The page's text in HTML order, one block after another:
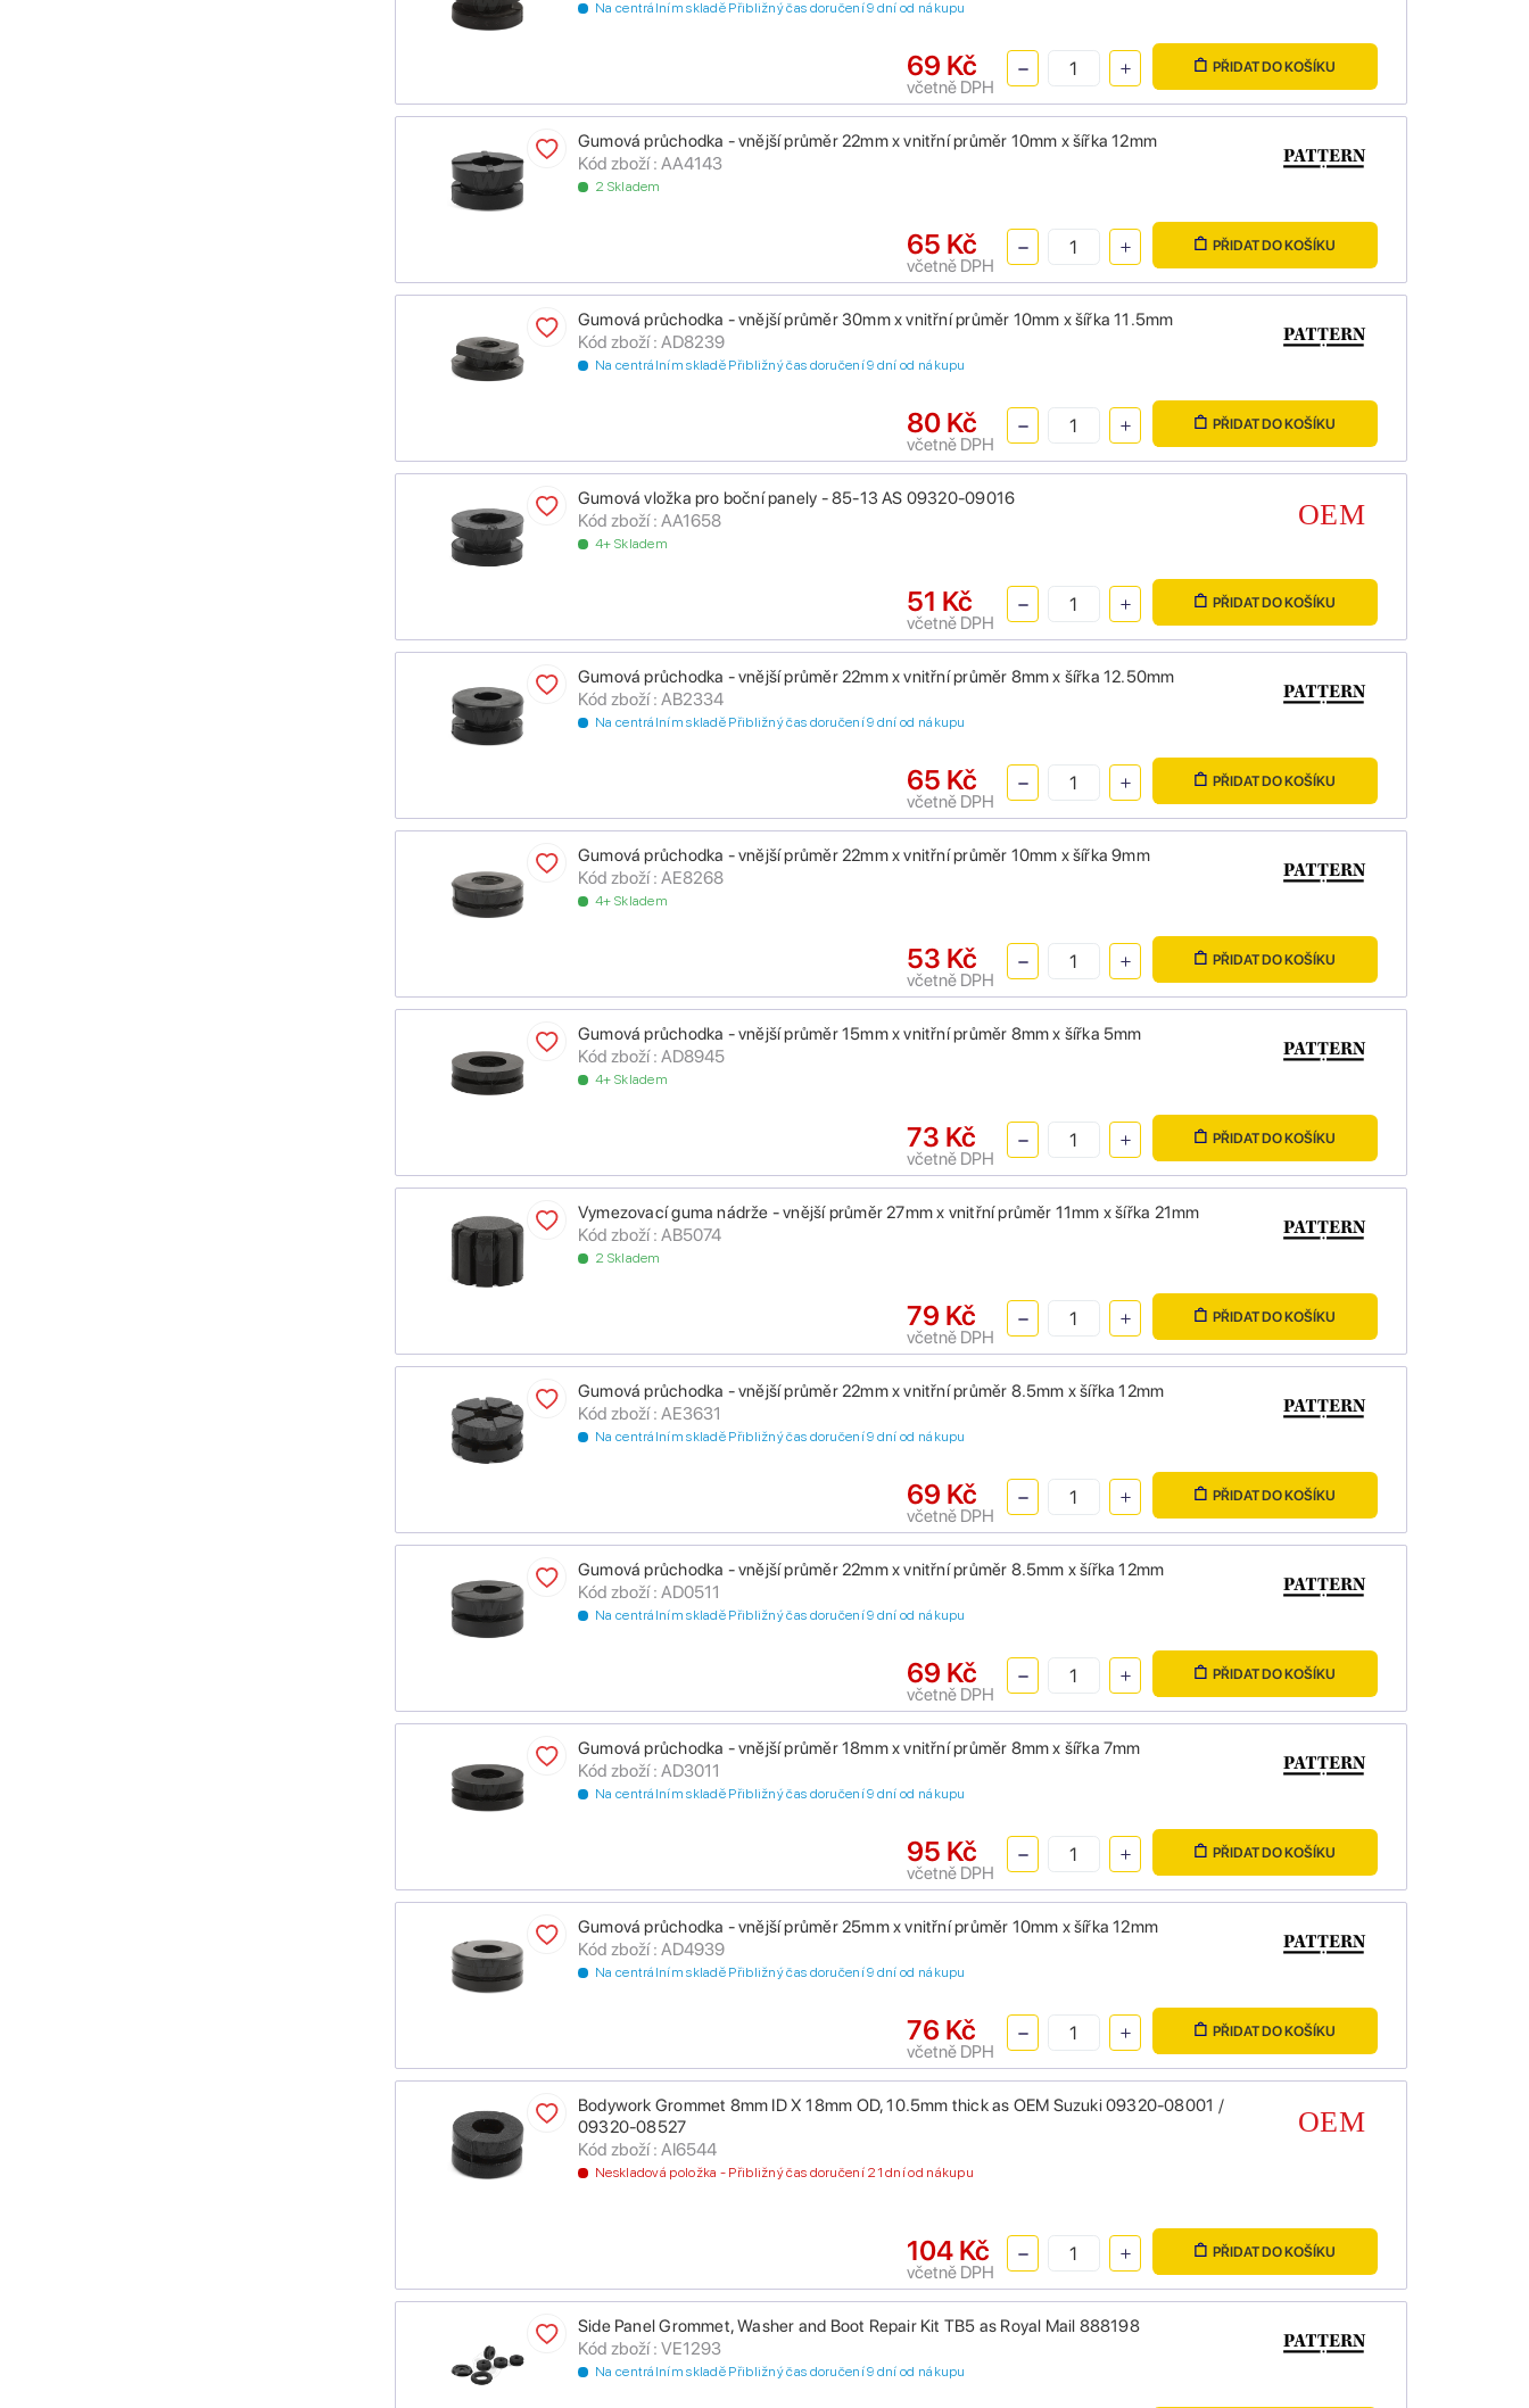
Na centrálním skladě Přibližný čas doručení 9 dní od nákupu
69 Kč
včetně DPH
PŘIDAT DO KOŠÍKU
Gumová průchodka - vnější průměr 22mm x vnitřní průměr 10mm x šířka 12mm
Kód zboží : AA4143
2 Skladem
65 Kč
včetně DPH
PŘIDAT DO KOŠÍKU
Gumová průchodka - vnější průměr 30mm x vnitřní průměr 10mm x šířka 11.5mm
Kód zboží : AD8239
Na centrálním skladě Přibližný čas doručení 9 dní od nákupu
80 Kč
včetně DPH
PŘIDAT DO KOŠÍKU
Gumová vložka pro boční panely - 85-13 AS 09320-09016
Kód zboží : AA1658
4+ Skladem
51 Kč
včetně DPH
PŘIDAT DO KOŠÍKU
Gumová průchodka - vnější průměr 22mm x vnitřní průměr 8mm x šířka 12.50mm
Kód zboží : AB2334
Na centrálním skladě Přibližný čas doručení 9 dní od nákupu
65 Kč
včetně DPH
PŘIDAT DO KOŠÍKU
Gumová průchodka - vnější průměr 22mm x vnitřní průměr 10mm x šířka 9mm
Kód zboží : AE8268
4+ Skladem
53 Kč
včetně DPH
PŘIDAT DO KOŠÍKU
Gumová průchodka - vnější průměr 15mm x vnitřní průměr 8mm x šířka 5mm
Kód zboží : AD8945
4+ Skladem
73 Kč
včetně DPH
PŘIDAT DO KOŠÍKU
Vymezovací guma nádrže - vnější průměr 27mm x vnitřní průměr 11mm x šířka 21mm
Kód zboží : AB5074
2 Skladem
79 Kč
včetně DPH
PŘIDAT DO KOŠÍKU
Gumová průchodka - vnější průměr 22mm x vnitřní průměr 8.5mm x šířka 12mm
Kód zboží : AE3631
Na centrálním skladě Přibližný čas doručení 9 dní od nákupu
69 Kč
včetně DPH
PŘIDAT DO KOŠÍKU
Gumová průchodka - vnější průměr 22mm x vnitřní průměr 8.5mm x šířka 12mm
Kód zboží : AD0511
Na centrálním skladě Přibližný čas doručení 9 dní od nákupu
69 Kč
včetně DPH
PŘIDAT DO KOŠÍKU
Gumová průchodka - vnější průměr 18mm x vnitřní průměr 8mm x šířka 7mm
Kód zboží : AD3011
Na centrálním skladě Přibližný čas doručení 9 dní od nákupu
95 Kč
včetně DPH
PŘIDAT DO KOŠÍKU
Gumová průchodka - vnější průměr 25mm x vnitřní průměr 10mm x šířka 12mm
Kód zboží : AD4939
Na centrálním skladě Přibližný čas doručení 9 dní od nákupu
76 Kč
včetně DPH
PŘIDAT DO KOŠÍKU
Bodywork Grommet 8mm ID X 18mm OD, 10.5mm thick as OEM Suzuki 09320-08001 /
09320-08527
Kód zboží : AI6544
Neskladová položka - Přibližný čas doručení 21 dní od nákupu
104 Kč
včetně DPH
PŘIDAT DO KOŠÍKU
Side Panel Grommet, Washer and Boot Repair Kit TB5 as Royal Mail 888198
Kód zboží : VE1293
Na centrálním skladě Přibližný čas doručení 9 dní od nákupu